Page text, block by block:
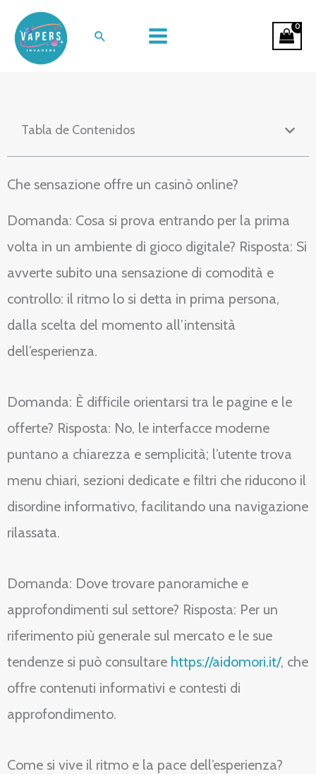
contenido
Buscar
Nel cuore digitale del divertimento:
esperienze al casinò online
Tabla de Contenidos
Che sensazione offre un casinò online?
Domanda: Cosa si prova entrando per la prima
volta in un ambiente di gioco digitale? Risposta: Si
avverte subito una sensazione di comodità e
controllo: il ritmo lo si detta in prima persona,
dalla scelta del momento all’intensità
dell’esperienza.
Domanda: È difficile orientarsi tra le pagine e le
offerte? Risposta: No, le interfacce moderne
puntano a chiarezza e semplicità; l’utente trova
menu chiari, sezioni dedicate e filtri che riducono il
disordine informativo, facilitando una navigazione
rilassata.
Domanda: Dove trovare panoramiche e
approfondimenti sul settore? Risposta: Per un
riferimento più generale sul mercato e le sue
tendenze si può consultare https://aidomori.it/, che
offre contenuti informativi e contesti di
approfondimento.
Come si vive il ritmo e la pace dell’esperienza?